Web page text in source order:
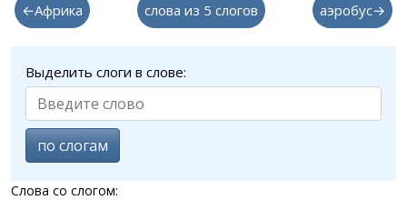
←Африка слова из 5 слогов аэробус→
Выделить слоги в слове:
по слогам
Слова со слогом: